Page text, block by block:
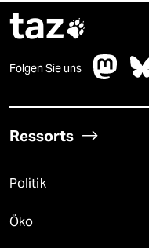
taz
Folgen Sie uns
Ressorts
Politik
Öko